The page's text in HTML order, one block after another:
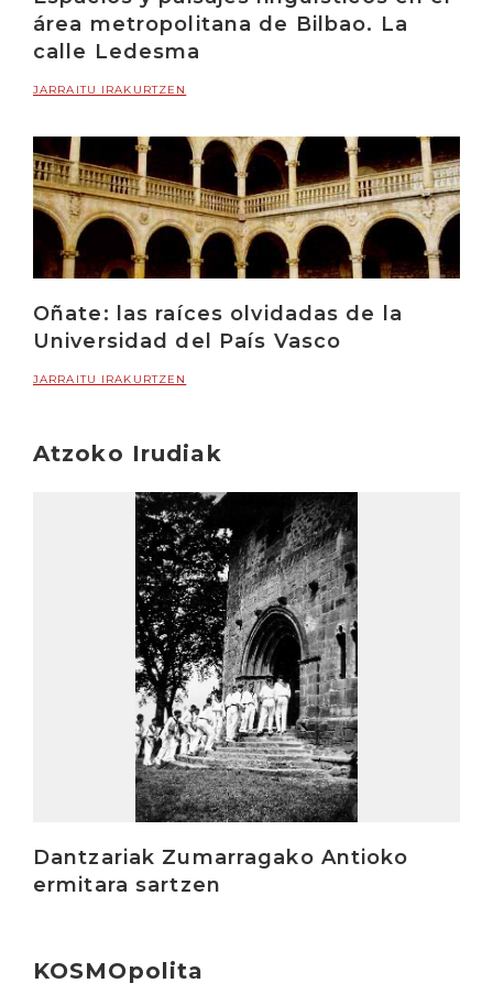
área metropolitana de Bilbao. La
calle Ledesma
JARRAITU IRAKURTZEN
Oñate: las raíces olvidadas de la
Universidad del País Vasco
JARRAITU IRAKURTZEN
Atzoko Irudiak
Dantzariak Zumarragako Antioko
ermitara sartzen
KOSMOpolita